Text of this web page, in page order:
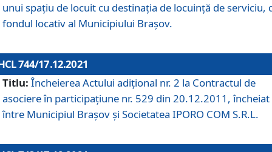
unui spațiu de locuit cu destinația de locuință de serviciu,
fondul locativ al Municipiului Brașov.
744/17.12.2021
Titlu: Încheierea Actului adițional nr. 2 la Contractul de
asociere în participațiune nr. 529 din 20.12.2011, încheiat
între Municipiul Brașov și Societatea IPORO COM S.R.L.